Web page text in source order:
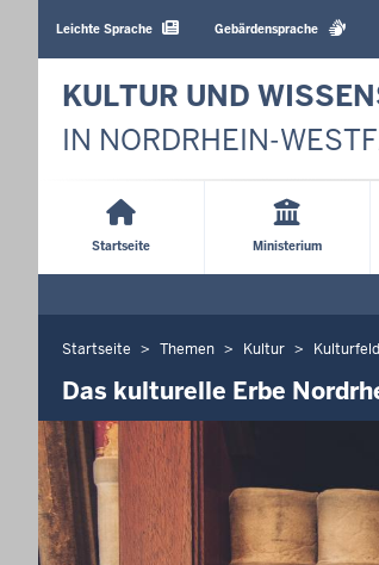
Sprachen
Leichte Sprache Gebärdensprache
KULTUR UND
IN NORDRHEIN-
Startseite Ministerium
Sie
befinden
hier
Startseite Themen Kultur
Das kulturelle Erbe